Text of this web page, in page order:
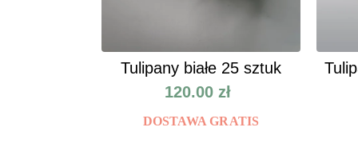
Tulipany białe 25 sztuk
120.00 zł
DOSTAWA GRATIS